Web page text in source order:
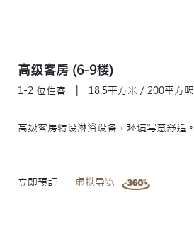
高级客房 (6-9楼)
1-2 位住客 18.5平方米 / 200平方呎
高级客房特设淋浴设备，环境写意舒适。
立即預訂 虚拟导览